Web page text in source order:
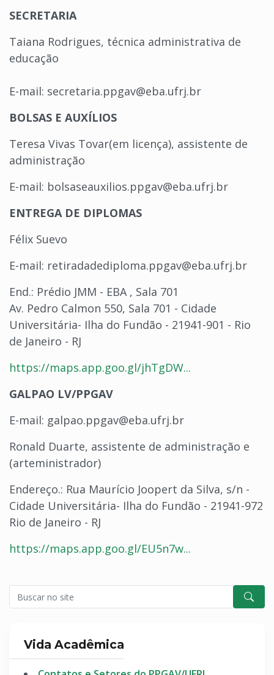
SECRETARIA
Taiana Rodrigues, técnica administrativa de
educação
E-mail: secretaria.ppgav@eba.ufrj.br
BOLSAS E AUXÍLIOS
Teresa Vivas Tovar(em licença), assistente de
administração
E-mail: bolsaseauxilios.ppgav@eba.ufrj.br
ENTREGA DE DIPLOMAS
Félix Suevo
E-mail: retiradadediploma.ppgav@eba.ufrj.br
End.: Prédio JMM - EBA , Sala 701
Av. Pedro Calmon 550, Sala 701 - Cidade
Universitária- Ilha do Fundão - 21941-901 - Rio
de Janeiro - RJ
https://maps.app.goo.gl/jhTgDW...
GALPAO LV/PPGAV
E-mail: galpao.ppgav@eba.ufrj.br
Ronald Duarte, assistente de administração e
(arteministrador)
Endereço.: Rua Maurício Joopert da Silva, s/n -
Cidade Universitária- Ilha do Fundão - 21941-972
Rio de Janeiro - RJ
https://maps.app.goo.gl/EU5n7w...
Vida Acadêmica